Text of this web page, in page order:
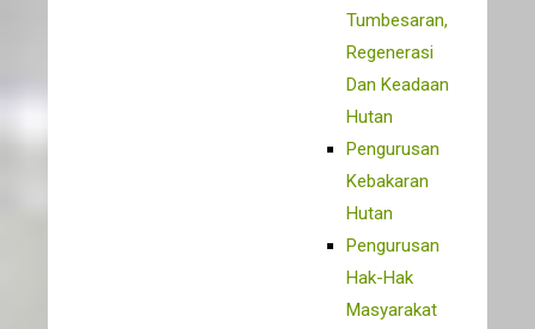
Tumbesaran,
Regenerasi
Dan Keadaan
Hutan
Pengurusan
Kebakaran
Hutan
Pengurusan
Hak-Hak
Masyarakat